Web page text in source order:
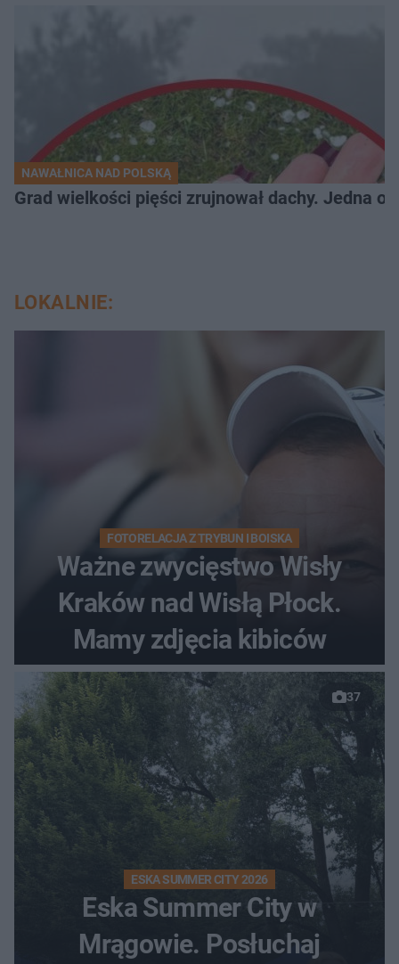
NAWAŁNICA NAD POLSKĄ
Grad wielkości pięści zrujnował dachy. Jedna
LOKALNIE:
FOTORELACJA Z TRYBUN I BOISKA
Ważne zwycięstwo Wisły
Kraków nad Wisłą Płock.
Mamy zdjęcia kibiców
37
ESKA SUMMER CITY 2026
Eska Summer City w
Mrągowie. Posłuchaj